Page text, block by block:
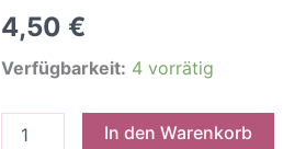
4,50 €
Verfügbarkeit: 4 vorrätig
Pink
In den Warenkorb